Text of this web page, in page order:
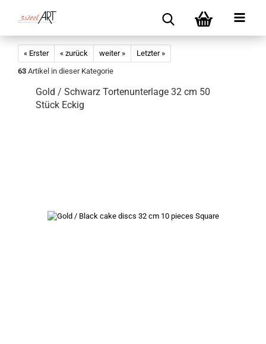
« Erster « zurück weiter »
Letzter »
63 Artikel in dieser Kategorie
Gold / Schwarz Tortenunterlage 32 cm 50
Stück Eckig